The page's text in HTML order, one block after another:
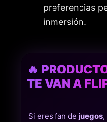
preferencias
inmersión.
🔥
TE VAN A
Si eres fan de juegos,